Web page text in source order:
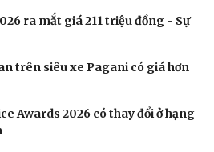
ra mắt giá 211 triệu đồng - Sự
trên siêu xe Pagani có giá hơn
Awards 2026 có thay đổi ở hạng